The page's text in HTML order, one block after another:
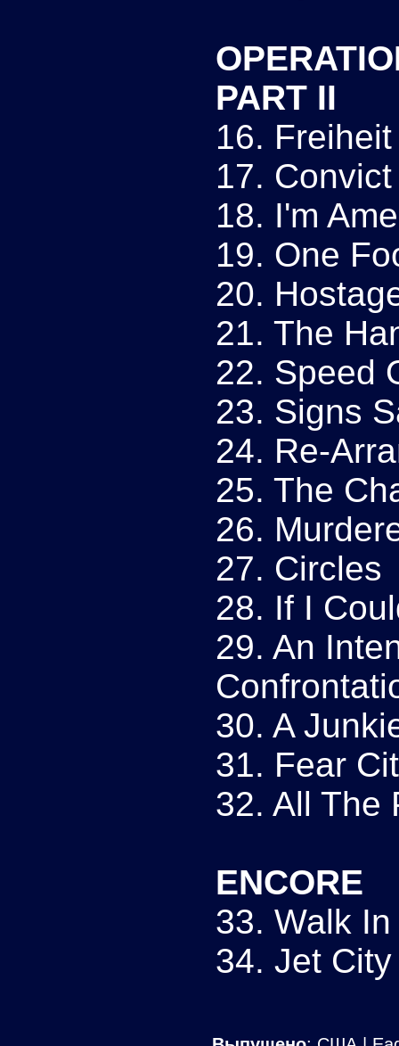
PART II
16.
17. Convict
18. I'm
19. One
20.
21. The
22. Speed
23. Signs
24. Re-
25. The
26.
27. Circles
28. If I
29. An
30. A
31. Fear
32. All The
ENCORE
33. Walk
34. Jet